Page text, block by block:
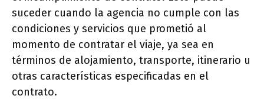
suceder cuando la agencia no cumple con las
condiciones y servicios que prometió al
momento de contratar el viaje, ya sea en
términos de alojamiento, transporte, itinerario u
otras características especificadas en el
contrato.